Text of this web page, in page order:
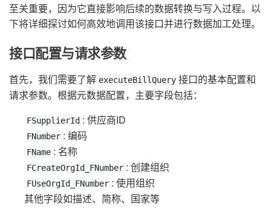
至关重要，因为它直接影响后续的数据转换与写入过程。以
下将详细探讨如何高效地调用该接口并进行数据加工处理。
接口配置与请求参数
首先，我们需要了解 executeBillQuery 接口的基本配置和
请求参数。根据元数据配置，主要字段包括：
FSupplierId : 供应商ID
FNumber : 编码
FName : 名称
FCreateOrgId_FNumber : 创建组织
FUseOrgId_FNumber : 使用组织
其他字段如描述、简称、国家等